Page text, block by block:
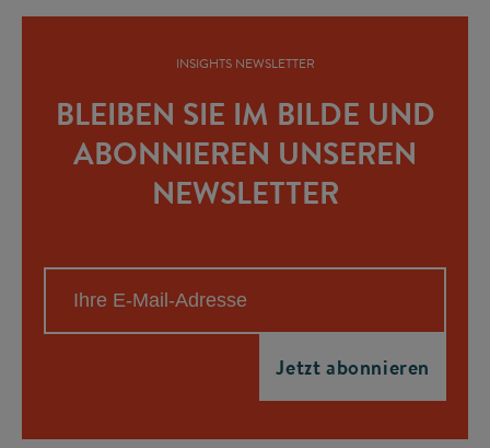
INSIGHTS NEWSLETTER
BLEIBEN SIE IM BILDE UND
ABONNIEREN UNSEREN
NEWSLETTER